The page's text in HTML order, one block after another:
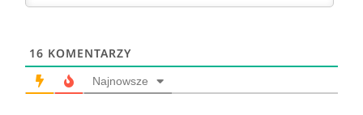
16 KOMENTARZY
Najnowsze